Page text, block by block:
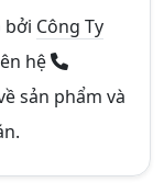
bởi Công Ty
hệ
sản phẩm và